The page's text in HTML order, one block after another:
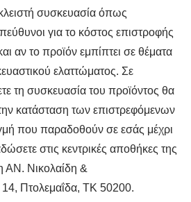
συσκευασία όπως
για το κόστος επιστροφής
αν το προϊόν εμπίπτει σε θέματα
ελαττώματος. Σε
τη συσκευασία του προϊόντος θα
κατάσταση των επιστρεφόμενων
που παραδοθούν σε εσάς μέχρι
στις κεντρικές αποθήκες της
ΑΝ. Νικολαίδη &
Πτολεμαΐδα, ΤΚ 50200.